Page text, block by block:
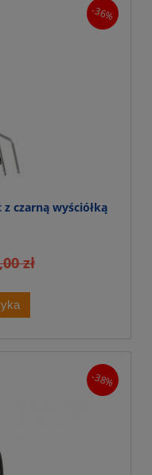
czarną wyściółką
zł
-36%
-38%